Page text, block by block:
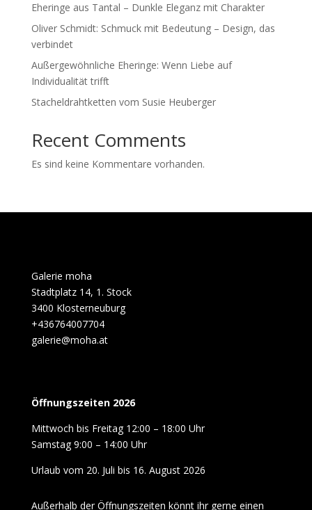
Eheringe aus Tantal – Dunkle Eleganz mit Charakter
Oliver Schmidt: Schmuck mit Bedeutung – Design, das
verbindet
Außergewöhnliche Eheringe: Wenn Liebe auf
Individualität trifft
Stacheldrahtketten vom Susie Heuberger
Recent Comments
Es sind keine Kommentare vorhanden.
Galerie moha
Stadtplatz 14, 1. Stock
3400 Klosterneuburg
+436764007704
galerie@moha.at
Öffnungszeiten 2026
Mittwoch bis Freitag 12:00 – 18:00 Uhr
Samstag 9:00 – 14:00 Uhr
Urlaub vom 20. Juli bis 16. August 2026
Außerhalb der Öffnungszeiten könnt ihr gerne einen